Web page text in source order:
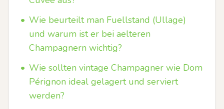
• Wie beurteilt man Fuellstand (Ullage)
und warum ist er bei aelteren
Champagnern wichtig?
• Wie sollten vintage Champagner wie Dom
Pérignon ideal gelagert und serviert
werden?